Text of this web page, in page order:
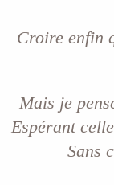
Croire enfin
Mais je
Espérant
Sans